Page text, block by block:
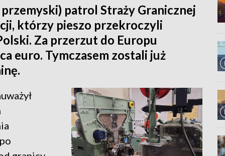
patrol Straży Granicznej
którzy pieszo przekroczyli
Za przerzut do Europu
euro. Tymczasem zostali już